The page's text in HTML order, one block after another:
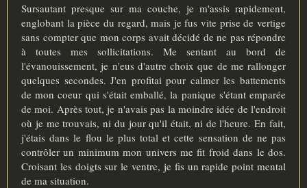
Sursautant presque sur ma couche, je m'assis rapidement,
englobant la pièce du regard, mais je fus vite prise de vertige
sans compter que mon corps avait décidé de ne pas répondre
à toutes mes sollicitations. Me sentant au bord de
l'évanouissement, je n'eus d'autre choix que de me rallonger
quelques secondes. J'en profitai pour calmer les battements
de mon coeur qui s'était emballé, la panique s'étant emparée
de moi. Après tout, je n'avais pas la moindre idée de l'endroit
où je me trouvais, ni du jour qu'il était, ni de l'heure. En fait,
j'étais dans le flou le plus total et cette sensation de ne pas
contrôler un minimum mon univers me fit froid dans le dos.
Croisant les doigts sur le ventre, je fis un rapide point mental
de ma situation.